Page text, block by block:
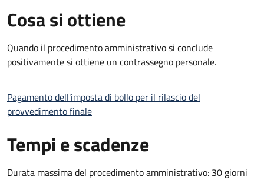
Cosa si ottiene
Quando il procedimento amministrativo si conclude
positivamente si ottiene un contrassegno personale.
Pagamento dell'imposta di bollo per il rilascio del
provvedimento finale
Tempi e scadenze
Durata massima del procedimento amministrativo: 30 giorni